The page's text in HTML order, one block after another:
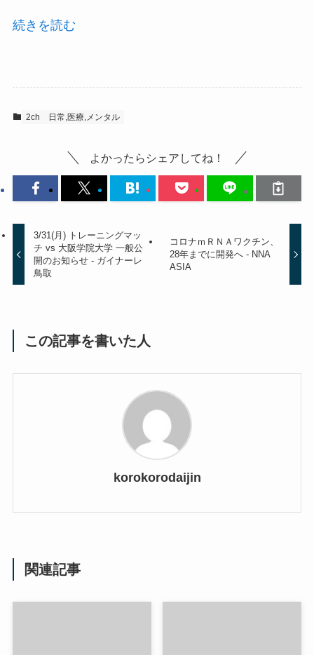
続きを読む
2ch 日常,医療,メンタル
よかったらシェアしてね！
3/31(月) トレーニングマッ
チ vs 大阪学院大学 一般公
開のお知らせ - ガイナーレ
鳥取
コロナｍＲＮＡワクチン、
28年までに開発へ - NNA
ASIA
この記事を書いた人
korokorodaijin
関連記事